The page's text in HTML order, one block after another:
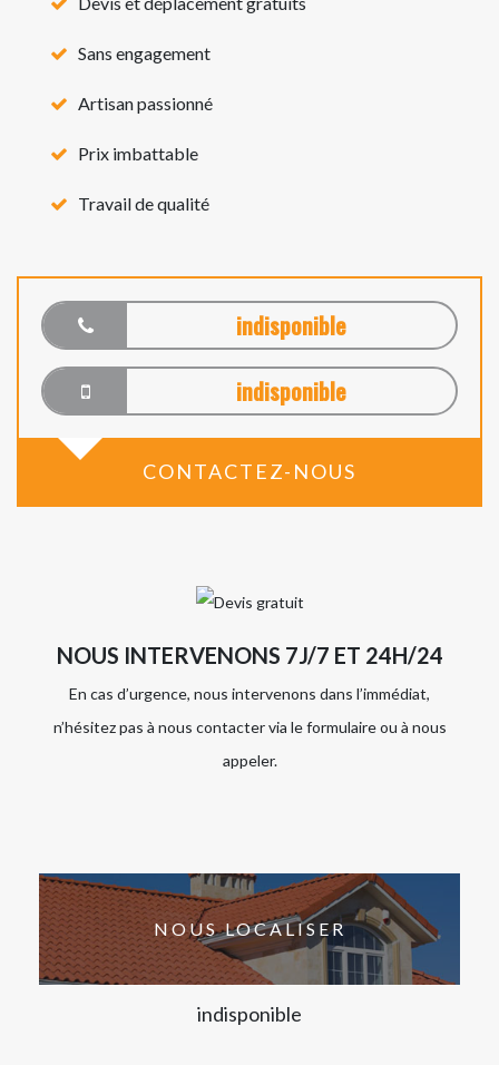
Sans engagement
Artisan passionné
Prix imbattable
Travail de qualité
indisponible
indisponible
CONTACTEZ-NOUS
NOUS INTERVENONS 7J/7 ET 24H/24
En cas d’urgence, nous intervenons dans l’immédiat,
n’hésitez pas à nous contacter via le formulaire ou à nous
appeler.
NOUS LOCALISER
indisponible